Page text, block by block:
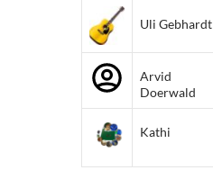
Uli Gebhardt
Arvid
Doerwald
Kathi